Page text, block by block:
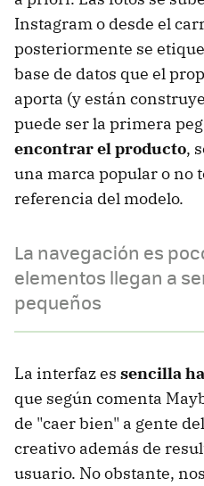
Instagram o desde el
posteriormente se
base de datos que el
aporta (y están
puede ser la primera
encontrar el producto,
una marca popular o no
referencia del modelo.
La navegación es
elementos llegan a
pequeños
La interfaz es sencilla
que según comenta
de "caer bien" a gente
creativo además de
usuario. No obstante,